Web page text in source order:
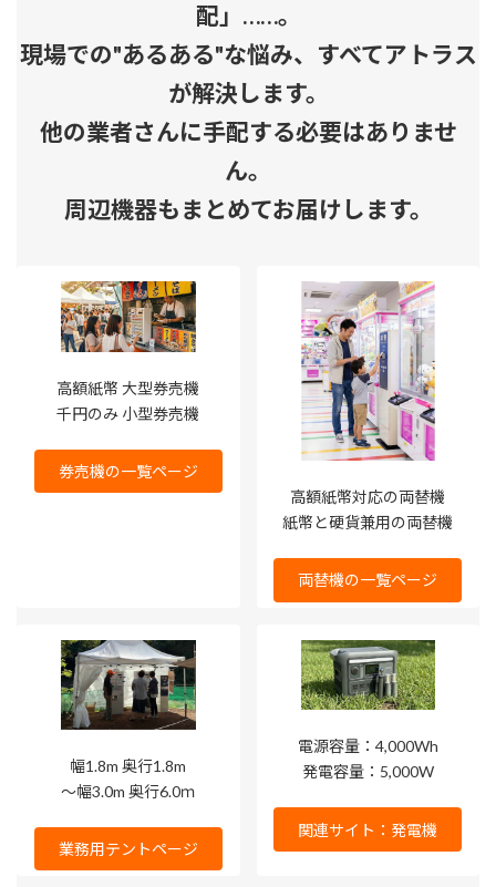
配」……。
現場での"あるある"な悩み、すべてアトラス
が解決します。
他の業者さんに手配する必要はありませ
ん。
周辺機器もまとめてお届けします。
高額紙幣 大型券売機
千円のみ 小型券売機
券売機の一覧ページ
高額紙幣対応の両替機
紙幣と硬貨兼用の両替機
両替機の一覧ページ
幅1.8m 奥行1.8m
～幅3.0m 奥行6.0ｍ
業務用テントページ
電源容量：4,000Wh
発電容量：5,000W
関連サイト：発電機